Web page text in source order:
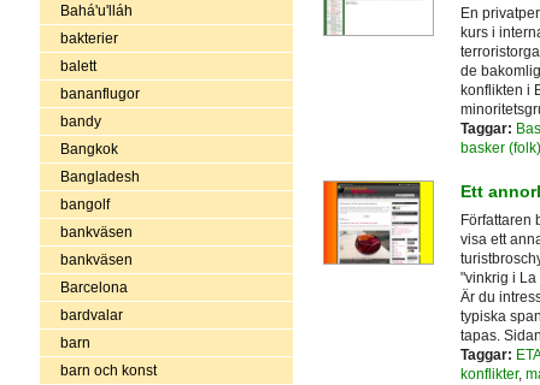
Bahá'u'lláh
bakterier
balett
bananflugor
bandy
Bangkok
Bangladesh
bangolf
bankväsen
bankväsen
Barcelona
bardvalar
barn
barn och konst
En
kurs i
de
konflikten i
Taggar:
basker (folk)
Ett
Författaren
visa ett
"vinkrig i La
Är du
typiska
tapas.
Taggar:
konflikter,